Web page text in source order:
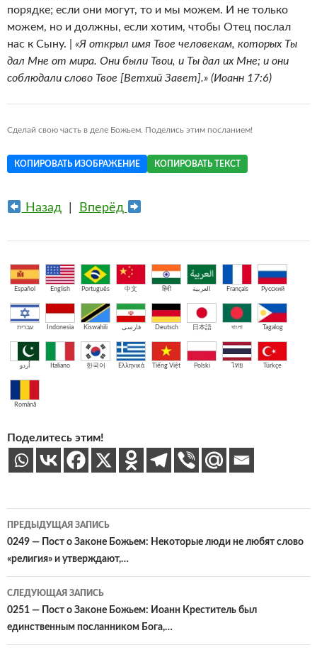
порядке; если они могут, то и мы можем. И не только
можем, но и должны, если хотим, чтобы Отец послал
нас к Сыну. | «Я открыл имя Твое человекам, которых Ты
дал Мне от мира. Они были Твои, и Ты дал их Мне; и они
соблюдали слово Твое [Ветхий Завет].» (Иоанн 17:6)
Сделай свою часть в деле Божьем. Поделись этим посланием!
КОПИРОВАТЬ ИЗОБРАЖЕНИЕ КОПИРОВАТЬ ТЕКСТ
Назад| Вперёд
Español English Português 中文 हिंदी العربية Français Русский
עברית Indonesia Kiswahili فارسی Deutsch 日本語 বাংলা Tagalog
اُردو Italiano 한국어 Ελληνικά Tiếng Việt Polski ไทย Türkçe
Română
Поделитесь этим!
Навигация
по
записям
ПРЕДЫДУЩАЯ ЗАПИСЬ
0249 — Пост о Законе Божьем: Некоторые люди не любят слово
«религия» и утверждают,…
СЛЕДУЮЩАЯ ЗАПИСЬ
0251 — Пост о Законе Божьем: Иоанн Креститель был
единственным посланником Бога,…